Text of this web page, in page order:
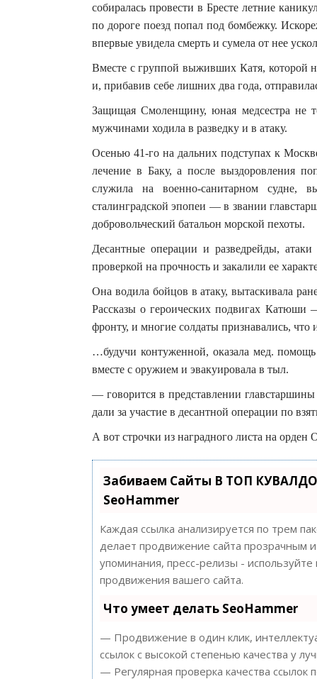
собиралась провести в Бресте летние
по дороге поезд попал под бомбежку.
впервые увидела смерть и сумела от нее
Вместе с группой выживших Катя, которой
и, прибавив себе лишних два года,
Защищая Смоленщину, юная медсестра не
мужчинами ходила в разведку и в атаку.
Осенью 41-го на дальних подступах к
лечение в Баку, а после выздоровления
служила на военно-санитарном судне,
сталинградской эпопеи — в звании
добровольческий батальон морской пехоты.
Десантные операции и разведрейды,
проверкой на прочность и закалили ее
Она водила бойцов в атаку, вытаскивала
Рассказы о героических подвигах
фронту, и многие солдаты признавались, что
…будучи контуженной, оказала мед.
вместе с оружием и эвакуировала в тыл.
— говорится в представлении
дали за участие в десантной операции по
А вот строчки из наградного листа на
Забиваем Сайты В ТОП
SeoHammer
Каждая ссылка анализируется по трем
делает продвижение сайта прозрачным
упоминания, пресс-релизы -
продвижения вашего сайта.
Что умеет делать SeoHammer
— Продвижение в один клик,
ссылок с высокой степенью качества у
— Регулярная проверка качества